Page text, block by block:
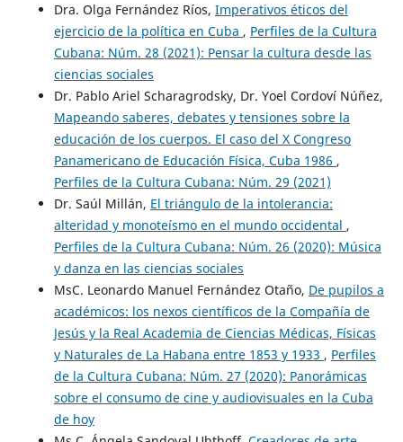
Dra. Olga Fernández Ríos, Imperativos éticos del
ejercicio de la política en Cuba , Perfiles de la Cultura
Cubana: Núm. 28 (2021): Pensar la cultura desde las
ciencias sociales
Dr. Pablo Ariel Scharagrodsky, Dr. Yoel Cordoví Núñez,
Mapeando saberes, debates y tensiones sobre la
educación de los cuerpos. El caso del X Congreso
Panamericano de Educación Física, Cuba 1986 ,
Perfiles de la Cultura Cubana: Núm. 29 (2021)
Dr. Saúl Millán, El triángulo de la intolerancia:
alteridad y monoteísmo en el mundo occidental ,
Perfiles de la Cultura Cubana: Núm. 26 (2020): Música
y danza en las ciencias sociales
MsC. Leonardo Manuel Fernández Otaño, De pupilos a
académicos: los nexos científicos de la Compañía de
Jesús y la Real Academia de Ciencias Médicas, Físicas
y Naturales de La Habana entre 1853 y 1933 , Perfiles
de la Cultura Cubana: Núm. 27 (2020): Panorámicas
sobre el consumo de cine y audiovisuales en la Cuba
de hoy